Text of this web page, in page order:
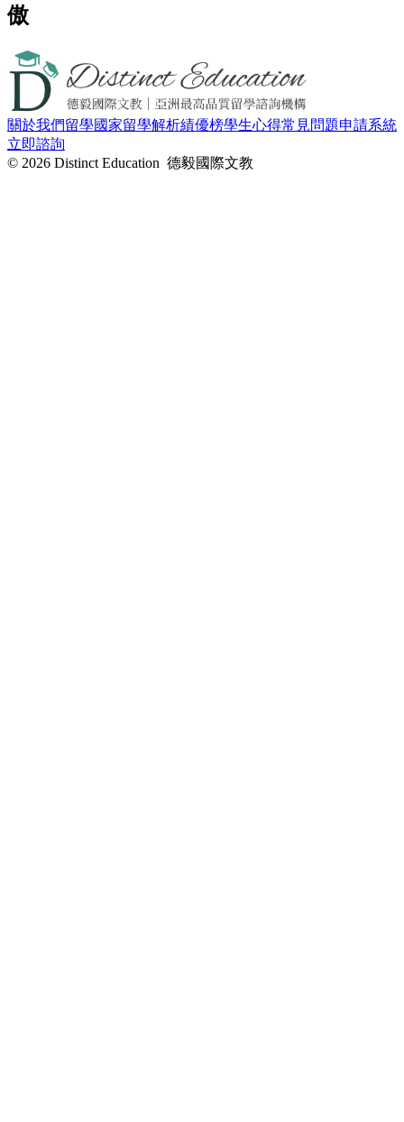
傲
關於我們留學國家留學解析績優榜學生心得常見問題申請系統
立即諮詢
© 2026 Distinct Education 德毅國際文教